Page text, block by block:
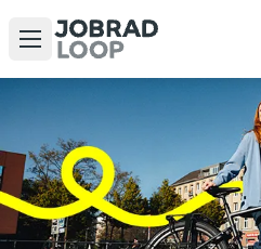
Open menu